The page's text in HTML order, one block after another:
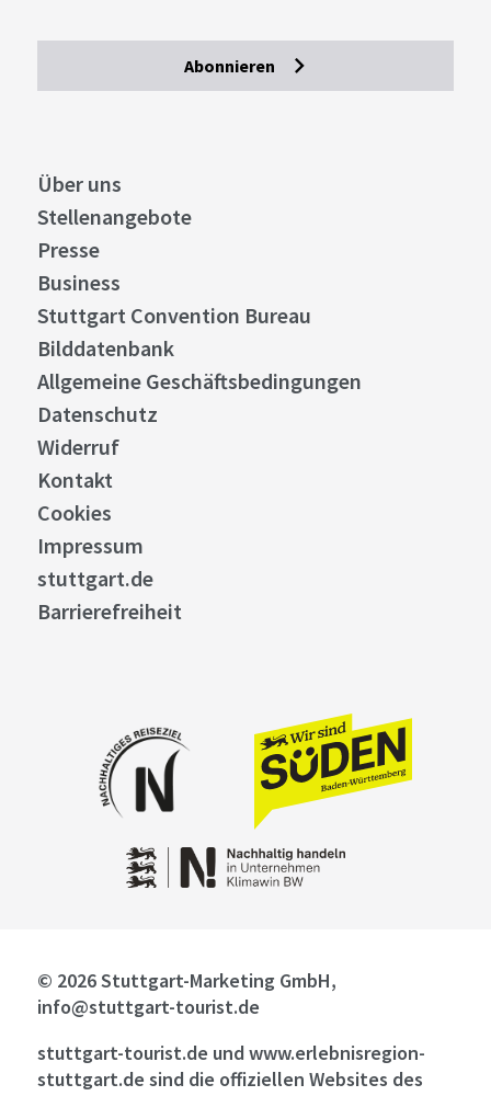
Abonnieren
Über uns
Stellenangebote
Presse
Business
Stuttgart Convention Bureau
Bilddatenbank
Allgemeine Geschäftsbedingungen
Datenschutz
Widerruf
Kontakt
Cookies
Impressum
stuttgart.de
Barrierefreiheit
© 2026 Stuttgart-Marketing GmbH,
info@stuttgart-tourist.de
stuttgart-tourist.de und www.erlebnisregion-
stuttgart.de sind die offiziellen Websites des